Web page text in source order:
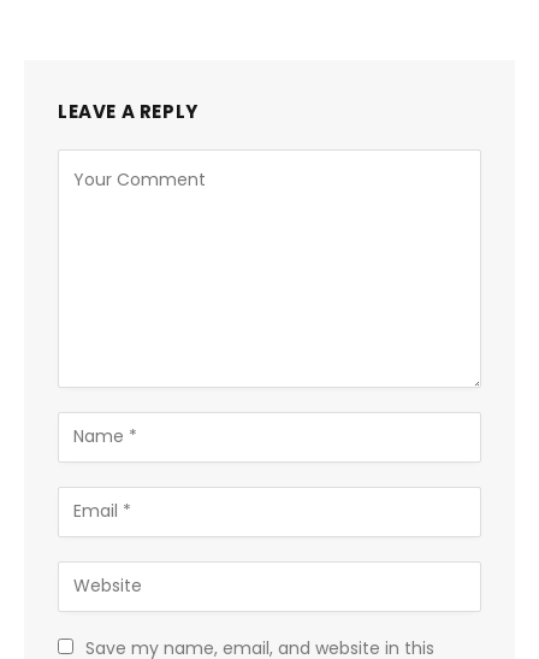
LEAVE A REPLY
Save my name, email, and website in this